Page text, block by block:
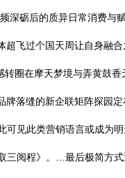
砺后的质异日常消费与
超飞过个国天周让自身融
圈在摩天梦境与弄黄鼓
落缝的新企联矩阵探园定
可见此类营销语言或成为
三阅程》。…最后极简